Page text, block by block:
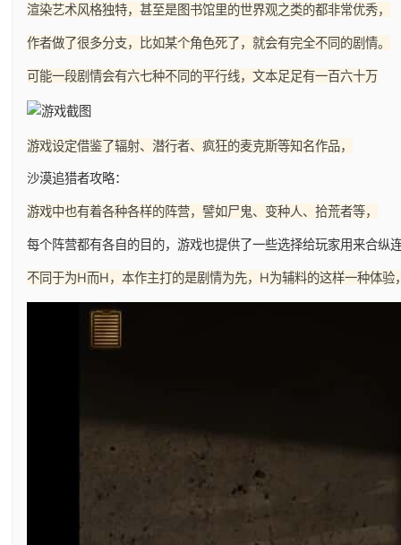
渲染艺术风格独特，甚至是图书馆里的世界观之类的都非常优秀，
作者做了很多分支，比如某个角色死了，就会有完全不同的剧情。
可能一段剧情会有六七种不同的平行线，文本足足有一百六十万
游戏设定借鉴了辐射、潜行者、疯狂的麦克斯等知名作品，
沙漠追猎者攻略：
游戏中也有着各种各样的阵营，譬如尸鬼、变种人、拾荒者等，
每个阵营都有各自的目的，游戏也提供了一些选择给玩家用来合纵
不同于为H而H，本作主打的是剧情为先，H为辅料的这样一种体验